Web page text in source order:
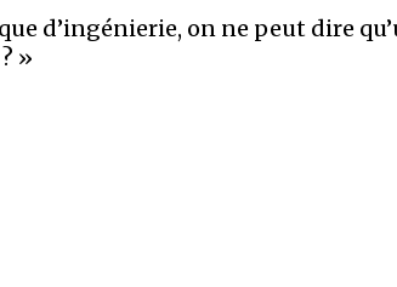
d’ingénierie, on ne peut dire
»